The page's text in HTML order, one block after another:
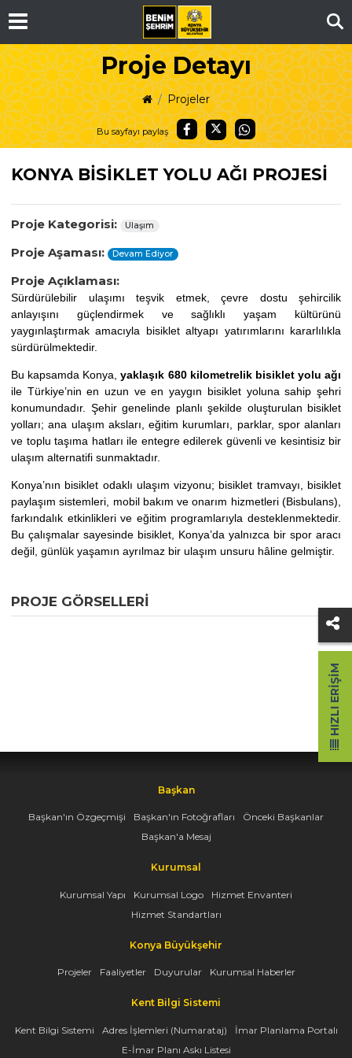
Proje Detayı
Projeler
Bu sayfayı paylaş
KONYA BİSİKLET YOLU AĞI PROJESİ
Proje Kategorisi: Ulaşım
Proje Aşaması: Devam Ediyor
Proje Açıklaması:
Sürdürülebilir ulaşımı teşvik etmek, çevre dostu şehircilik
anlayışını güçlendirmek ve sağlıklı yaşam kültürünü
yaygınlaştırmak amacıyla bisiklet altyapı yatırımlarını kararlılıkla
sürdürülmektedir.
Bu kapsamda Konya,yaklaşık 680 kilometrelik bisiklet yolu ağı
ile Türkiye’nin en uzun ve en yaygın bisiklet yoluna sahip şehri
konumundadır. Şehir genelinde planlı şekilde oluşturulan bisiklet
yolları; ana ulaşım aksları, eğitim kurumları, parklar, spor alanları
ve toplu taşıma hatları ile entegre edilerek güvenli ve kesintisiz bir
ulaşım alternatifi sunmaktadır.
Konya’nın bisiklet odaklı ulaşım vizyonu; bisiklet tramvayı, bisiklet
paylaşım sistemleri, mobil bakım ve onarım hizmetleri (Bisbulans),
farkındalık etkinlikleri ve eğitim programlarıyla desteklenmektedir.
Bu çalışmalar sayesinde bisiklet, Konya’da yalnızca bir spor aracı
değil, günlük yaşamın ayrılmaz bir ulaşım unsuru hâline gelmiştir.
PROJE GÖRSELLERI
Başkan
Başkan'ın Özgeçmişi Başkan'ın Fotoğrafları
Önceki Başkanlar
Başkan'a Mesaj
Kurumsal
Kurumsal Yapı Kurumsal Logo
Hizmet Envanteri
Hizmet Standartları
Konya Büyükşehir
Projeler Faaliyetler Duyurular Kurumsal Haberler
Kent Bilgi Sistemi
Kent Bilgi Sistemi Adres İşlemleri (Numarataj)
İmar Planlama Portalı
E-İmar Planı Askı Listesi
HIZLI ERIŞIM